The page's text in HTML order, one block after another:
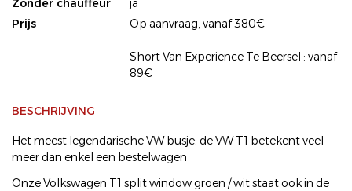
Zonder chauffeur
ja
Prijs
Op aanvraag, vanaf 380€
Short Van Experience Te Beersel : vanaf
89€
BESCHRIJVING
Het meest legendarische VW busje: de VW T1 betekent veel
meer dan enkel een bestelwagen
Onze Volkswagen T1 split window groen / wit staat ook in de